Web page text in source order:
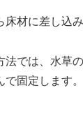
材に差し込
法では、水草
固定します。